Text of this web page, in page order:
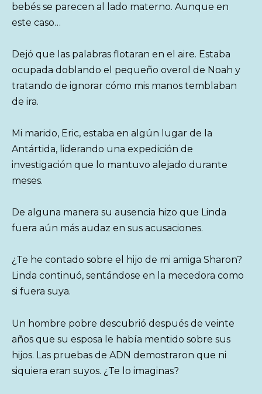
bebés se parecen al lado materno. Aunque en
este caso…
Dejó que las palabras flotaran en el aire. Estaba
ocupada doblando el pequeño overol de Noah y
tratando de ignorar cómo mis manos temblaban
de ira.
Mi marido, Eric, estaba en algún lugar de la
Antártida, liderando una expedición de
investigación que lo mantuvo alejado durante
meses.
De alguna manera su ausencia hizo que Linda
fuera aún más audaz en sus acusaciones.
¿Te he contado sobre el hijo de mi amiga Sharon?
Linda continuó, sentándose en la mecedora como
si fuera suya.
Un hombre pobre descubrió después de veinte
años que su esposa le había mentido sobre sus
hijos. Las pruebas de ADN demostraron que ni
siquiera eran suyos. ¿Te lo imaginas?